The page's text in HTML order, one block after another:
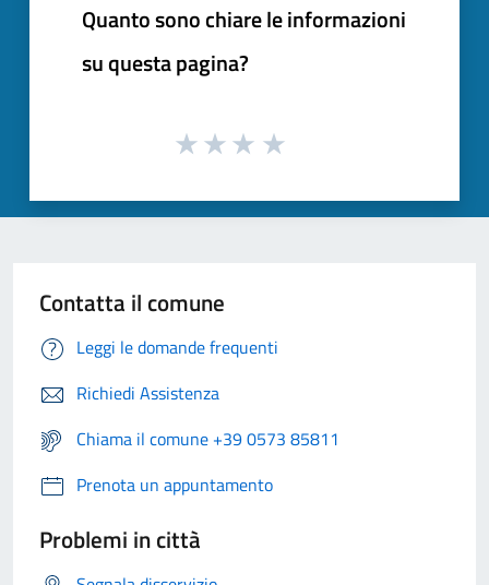
Quanto sono chiare le informazioni
su questa pagina?
Contatta il comune
Leggi le domande frequenti
Richiedi Assistenza
Chiama il comune +39 0573 85811
Prenota un appuntamento
Problemi in città